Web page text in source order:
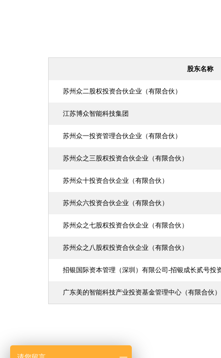
股东名称
苏州众二股权投资合伙企业（有限合伙）
江苏博众智能科技集团
苏州众一投资管理合伙企业（有限合伙）
苏州众之三股权投资合伙企业（有限合伙）
苏州众十投资合伙企业（有限合伙）
苏州众六投资合伙企业（有限合伙）
苏州众之七股权投资合伙企业（有限合伙）
苏州众之八股权投资合伙企业（有限合伙）
招银国际资本管理（深圳）有限公司-招银成长贰号投
广东美的智能科技产业投资基金管理中心（有限合伙）